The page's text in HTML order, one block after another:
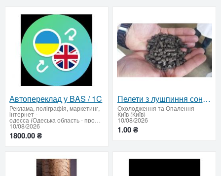
Автопереклад у BAS / 1C
Реклама, поліграфія, маркетинг,
інтернет-
одесса (Одеська область - продати купити)
10/08/2026
1800.00 ₴
Пелети з лушпиння соняшника для підприємств
Охолодження та Опалення -
Київ (Київ)
10/08/2026
1.00 ₴